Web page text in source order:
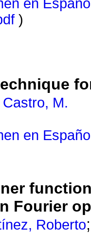
en
)
Castro, M.
en
Fourier
Roberto